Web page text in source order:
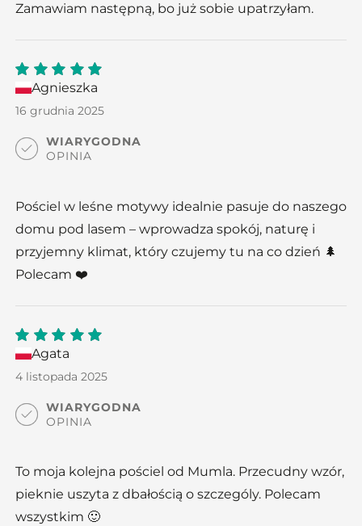
Zamawiam następną, bo już sobie upatrzyłam.
5out
of 5
Agnieszka
16 grudnia 2025
WIARYGODNA
OPINIA
Pościel w leśne motywy idealnie pasuje do naszego
domu pod lasem – wprowadza spokój, naturę i
przyjemny klimat, który czujemy tu na co dzień 🌲
Polecam ❤️
5out
of 5
Agata
4 listopada 2025
WIARYGODNA
OPINIA
To moja kolejna pościel od Mumla. Przecudny wzór,
pieknie uszyta z dbałością o szczególy. Polecam
wszystkim 🙂